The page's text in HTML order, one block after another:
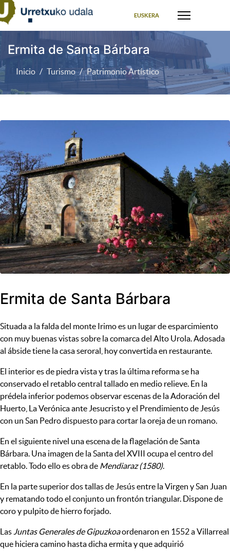
EUSKERA
Ermita de Santa Bárbara
Inicio Turismo Patrimonio Artístico
Ermita de Santa Bárbara
Situada a la falda del monte Irimo es un lugar de esparcimiento
con muy buenas vistas sobre la comarca del Alto Urola. Adosada
al ábside tiene la casa seroral, hoy convertida en restaurante.
El interior es de piedra vista y tras la última reforma se ha
conservado el retablo central tallado en medio relieve. En la
prédela inferior podemos observar escenas de la Adoración del
Huerto, La Verónica ante Jesucristo y el Prendimiento de Jesús
con un San Pedro dispuesto para cortar la oreja de un romano.
En el siguiente nivel una escena de la flagelación de Santa
Bárbara. Una imagen de la Santa del XVIII ocupa el centro del
retablo. Todo ello es obra de Mendiaraz (1580).
En la parte superior dos tallas de Jesús entre la Virgen y San Juan
y rematando todo el conjunto un frontón triangular. Dispone de
coro y pulpito de hierro forjado.
Las Juntas Generales de Gipuzkoaordenaron en 1552 a Villarreal
que hiciera camino hasta dicha ermita y que adquirió